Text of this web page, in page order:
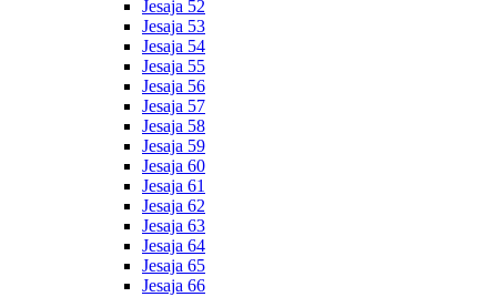
Jesaja 52
Jesaja 53
Jesaja 54
Jesaja 55
Jesaja 56
Jesaja 57
Jesaja 58
Jesaja 59
Jesaja 60
Jesaja 61
Jesaja 62
Jesaja 63
Jesaja 64
Jesaja 65
Jesaja 66